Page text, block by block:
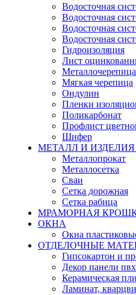
Водосточная
Водосточная
Водосточная
Водосточная
Гидроизоляция
Лист
Металлочерепица
Мягкая черепица
Ондулин
Пленки
Поликарбонат
Профлист
Шифер
МЕТАЛЛ И
Металлопрокат
Металлосетка
Сваи
Сетка дорожная
Сетка рабица
МРАМОРНАЯ
ОКНА
Окна
ОТДЕЛОЧНЫЕ
Гипсокартон и
Декор панели пвх
Керамическая
Ламинат,